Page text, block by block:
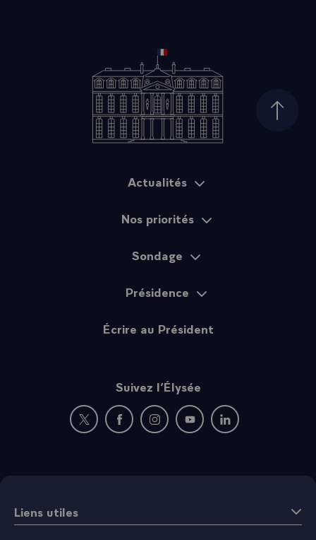
Haut
Actualités
Nos priorités
Sondage
Présidence
Écrire au Président
Suivez l’Élysée
Nouvelle fenêtre : rejoignez-nous sur Twitter
Nouvelle fenêtre : rejoignez-nous sur
Nouvelle fenêtre : rejoignez-nous
Nouvelle fenêtre :
Nouvelle fenêtre :
Liens utiles